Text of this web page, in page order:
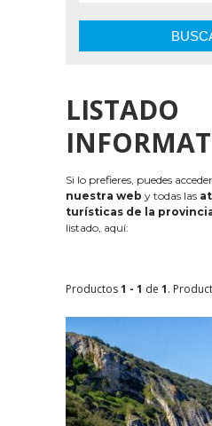
LISTADO
Si lo prefieres, puedes
nuestra web y todas las
turísticas de la
listado, aquí:
Productos1 - 1 de 1.